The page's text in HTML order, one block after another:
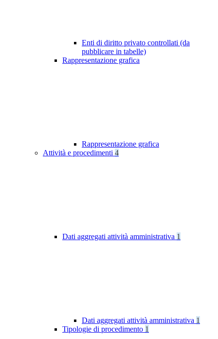
Enti di diritto privato controllati (da
pubblicare in tabelle)
Rappresentazione grafica
Rappresentazione grafica
Attività e procedimenti 4
Dati aggregati attività amministrativa 1
Dati aggregati attività amministrativa 1
Tipologie di procedimento 1